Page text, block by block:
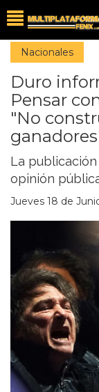
Nacionales
Duro
Pensar
"No
La
opinión
Jueves 18 de